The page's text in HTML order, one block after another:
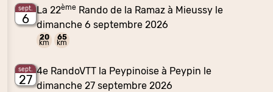
sept.
6
La 22ème Rando de la Ramaz à Mieussy le
dimanche 6 septembre 2026
20
km
65
km
sept.
27
4e RandoVTT la Peypinoise à Peypin le
dimanche 27 septembre 2026